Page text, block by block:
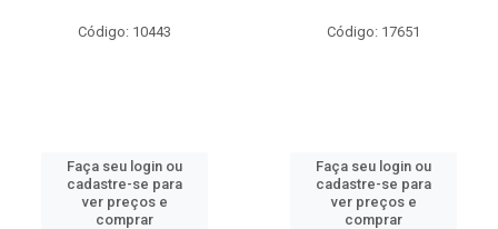
Código: 10443
Faça seu login ou
cadastre-se para
ver preços e
comprar
Código: 17651
Faça seu login ou
cadastre-se para
ver preços e
comprar